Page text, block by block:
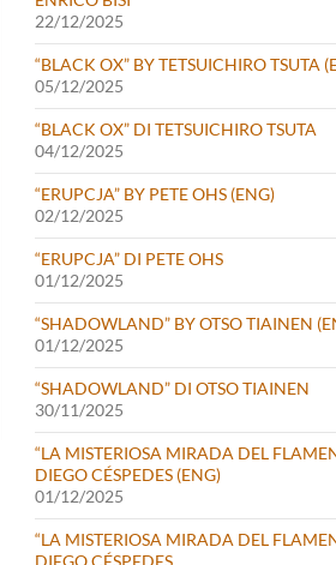
22/12/2025
“BLACK OX” BY TETSUICHIRO TSUTA
05/12/2025
“BLACK OX” DI TETSUICHIRO TSUTA
04/12/2025
“ERUPCJA” BY PETE OHS (ENG)
02/12/2025
“ERUPCJA” DI PETE OHS
01/12/2025
“SHADOWLAND” BY OTSO TIAINEN
01/12/2025
“SHADOWLAND” DI OTSO TIAINEN
30/11/2025
“LA MISTERIOSA MIRADA DEL
DIEGO CÉSPEDES (ENG)
01/12/2025
“LA MISTERIOSA MIRADA DEL
DIEGO CÉSPEDES